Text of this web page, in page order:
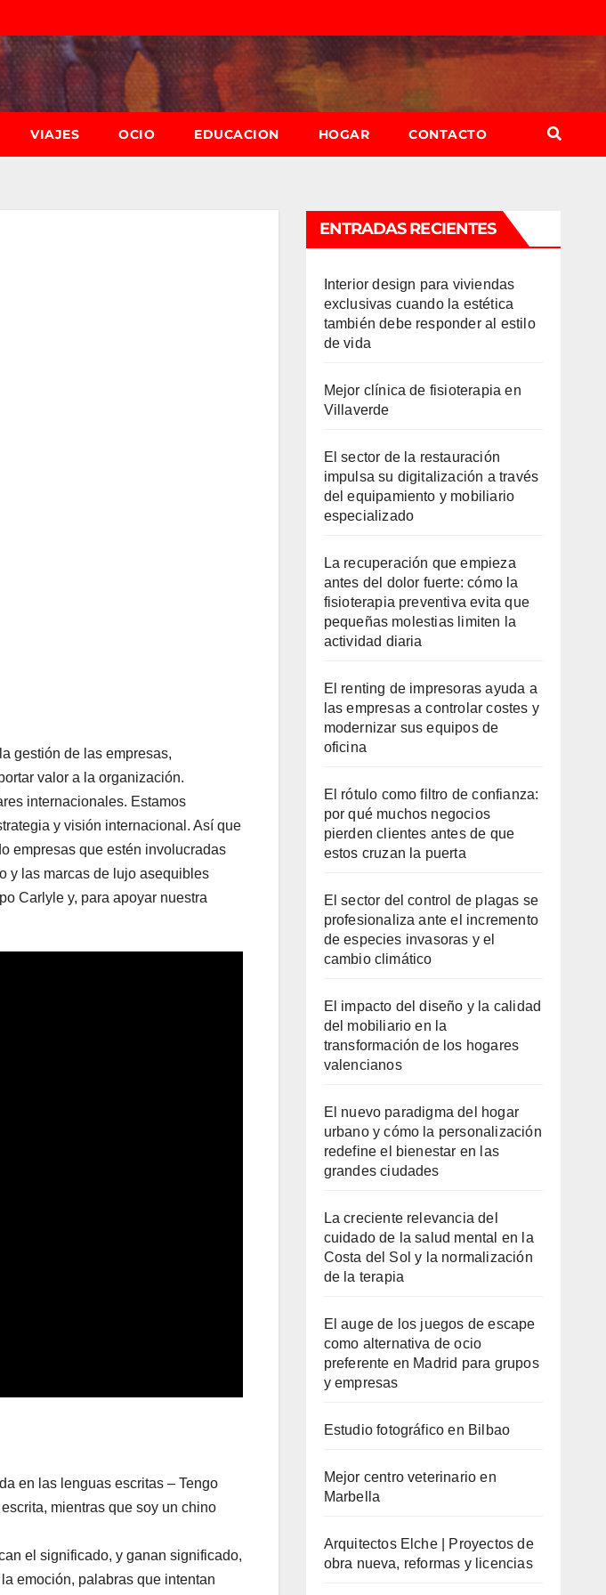
VIAJES OCIO EDUCACION HOGAR CONTACTO
gestión de las empresas,
valor a la organización.
internacionales. Estamos
y visión internacional. Así que
empresas que estén involucradas
y las marcas de lujo asequibles
Carlyle y, para apoyar nuestra
en las lenguas escritas – Tengo
mientras que soy un chino
el significado, y ganan significado,
emoción, palabras que intentan
ENTRADAS RECIENTES
Interior design para viviendas
exclusivas cuando la estética
también debe responder al estilo
de vida
Mejor clínica de fisioterapia en
Villaverde
El sector de la restauración
impulsa su digitalización a través
del equipamiento y mobiliario
especializado
La recuperación que empieza
antes del dolor fuerte: cómo la
fisioterapia preventiva evita que
pequeñas molestias limiten la
actividad diaria
El renting de impresoras ayuda a
las empresas a controlar costes y
modernizar sus equipos de
oficina
El rótulo como filtro de confianza:
por qué muchos negocios
pierden clientes antes de que
estos cruzan la puerta
El sector del control de plagas se
profesionaliza ante el incremento
de especies invasoras y el
cambio climático
El impacto del diseño y la calidad
del mobiliario en la
transformación de los hogares
valencianos
El nuevo paradigma del hogar
urbano y cómo la personalización
redefine el bienestar en las
grandes ciudades
La creciente relevancia del
cuidado de la salud mental en la
Costa del Sol y la normalización
de la terapia
El auge de los juegos de escape
como alternativa de ocio
preferente en Madrid para grupos
y empresas
Estudio fotográfico en Bilbao
Mejor centro veterinario en
Marbella
Arquitectos Elche | Proyectos de
obra nueva, reformas y licencias